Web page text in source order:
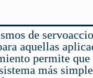
de
aquellas
permite que
más